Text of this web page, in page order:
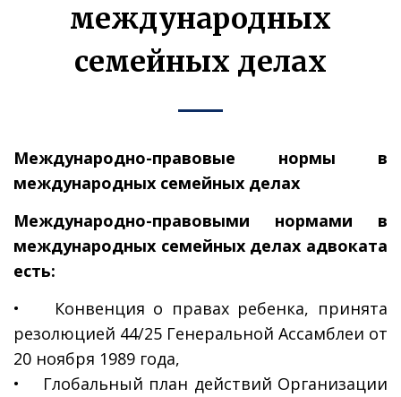
международных
семейных делах
Международно-правовые нормы в
международных семейных делах
Международно-правовыми нормами в
международных семейных делах адвоката
есть:
• Конвенция о правах ребенка, принята
резолюцией 44/25 Генеральной Ассамблеи от
20 ноября 1989 года,
• Глобальный план действий Организации